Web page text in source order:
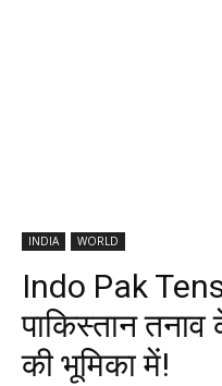
INDIA WORLD
Indo Pak
पाकिस्तान
की भूमिका में!